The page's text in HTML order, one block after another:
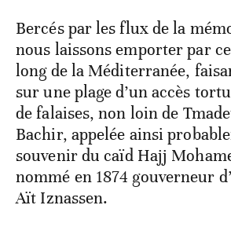
Bercés par les flux de la
nous laissons emporter par
long de la Méditerranée,
sur une plage d’un accès
de falaises, non loin de
Bachir, appelée ainsi
souvenir du caïd Hajj
nommé en 1874 gouverneur
Aït Iznassen.